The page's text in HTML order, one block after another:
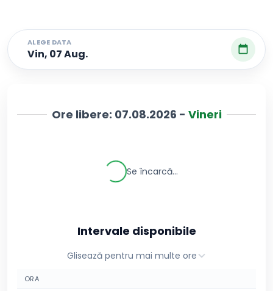
ALEGE DATA
Vin, 07 Aug.
Ore libere: 07.08.2026 - Vineri
Se încarcă...
Intervale disponibile
Glisează pentru mai multe ore
ORA